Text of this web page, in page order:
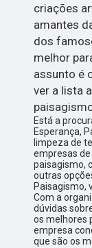
criações
amantes
dos
melhor
assunto é
ver a lista
Está a
Esperança,
limpeza de
empresas
paisagismo,
outras
Paisagismo,
Com a
dúvidas
os melhores
empresa
que são os